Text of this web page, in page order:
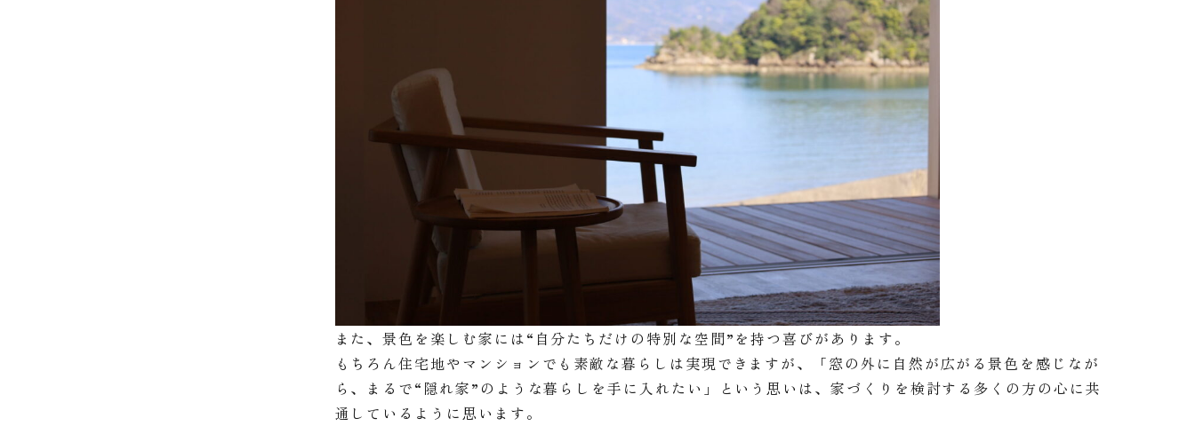
また、景色を楽しむ家には“自分たちだけの特別な空間”を持つ喜びがあります。
もちろん住宅地やマンションでも素敵な暮らしは実現できますが、「窓の外に自然が広がる景色を感じなが
ら、まるで“隠れ家”のような暮らしを手に入れたい」という思いは、家づくりを検討する多くの方の心に共
通しているように思います。